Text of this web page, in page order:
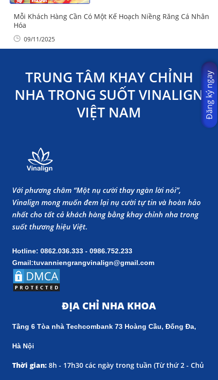
Mỗi Khách Hàng Cần Có Một Kế Hoạch Niềng Răng Cá Nhân
Hóa
09/11/2025
TRUNG TÂM KHAY CHỈNH
NHA TRONG SUỐT VINALIGN
VIỆT NAM
Với phương châm “Một nụ cười thay ngàn lời nói”,
Vinalign mong muốn đem lại nụ cười tự tin và hoàn hảo
nhất cho tất cả khách hàng bằng khay chỉnh nha trong
suốt thương hiệu Việt.
Hotline: 0862.036.333 - 0986.752.233
Gmail:tuvanniengrangvinalign@gmail.com
ĐỊA CHỈ NHA KHOA
Tầng 6 Tòa nhà Techcombank 73 Hoàng Cầu, Đống Đa,
Hà Nội
Thời gian: 8h - 17h30 các ngày trong tuần (Từ thứ 2 - Chủ
Đăng ký ngay